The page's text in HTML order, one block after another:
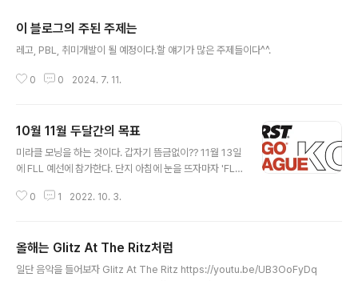
이 블로그의 주된 주제는
레고, PBL, 취미개발이 될 예정이다.할 얘기가 많은 주제들이다^^.
0 0 2024. 7. 11.
10월 11월 두달간의 목표
미라클 모닝을 하는 것이다. 갑자기 뜸금없이?? 11월 13일
에 FLL 예선에 참가한다. 단지 아침에 눈을 뜨자마자 'FL
0 1 2022. 10. 3.
올해는 Glitz At The Ritz처럼
일단 음악을 들어보자 Glitz At The Ritz https://youtu.be/UB3OoFyDq